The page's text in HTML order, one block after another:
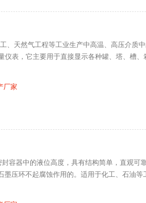
、天然气工程等工业生产中高温、高压介质中
仪表，它主要用于直接显示各种罐、塔、槽、
厂家
容器中的液位高度，具有结构简单，直观可
墨压环不起腐蚀作用的。适用于化工、石油等